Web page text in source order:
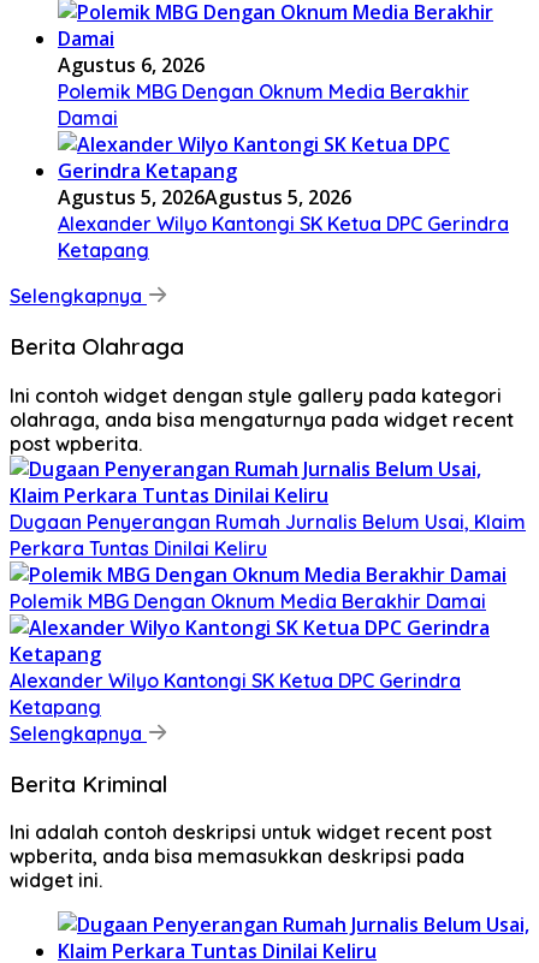
Agustus 6, 2026
Polemik MBG Dengan Oknum Media Berakhir
Damai
Agustus 5, 2026Agustus 5, 2026
Alexander Wilyo Kantongi SK Ketua DPC Gerindra
Ketapang
Selengkapnya
Berita Olahraga
Ini contoh widget dengan style gallery pada kategori
olahraga, anda bisa mengaturnya pada widget recent
post wpberita.
Dugaan Penyerangan Rumah Jurnalis Belum Usai, Klaim
Perkara Tuntas Dinilai Keliru
Polemik MBG Dengan Oknum Media Berakhir Damai
Alexander Wilyo Kantongi SK Ketua DPC Gerindra
Ketapang
Selengkapnya
Berita Kriminal
Ini adalah contoh deskripsi untuk widget recent post
wpberita, anda bisa memasukkan deskripsi pada
widget ini.